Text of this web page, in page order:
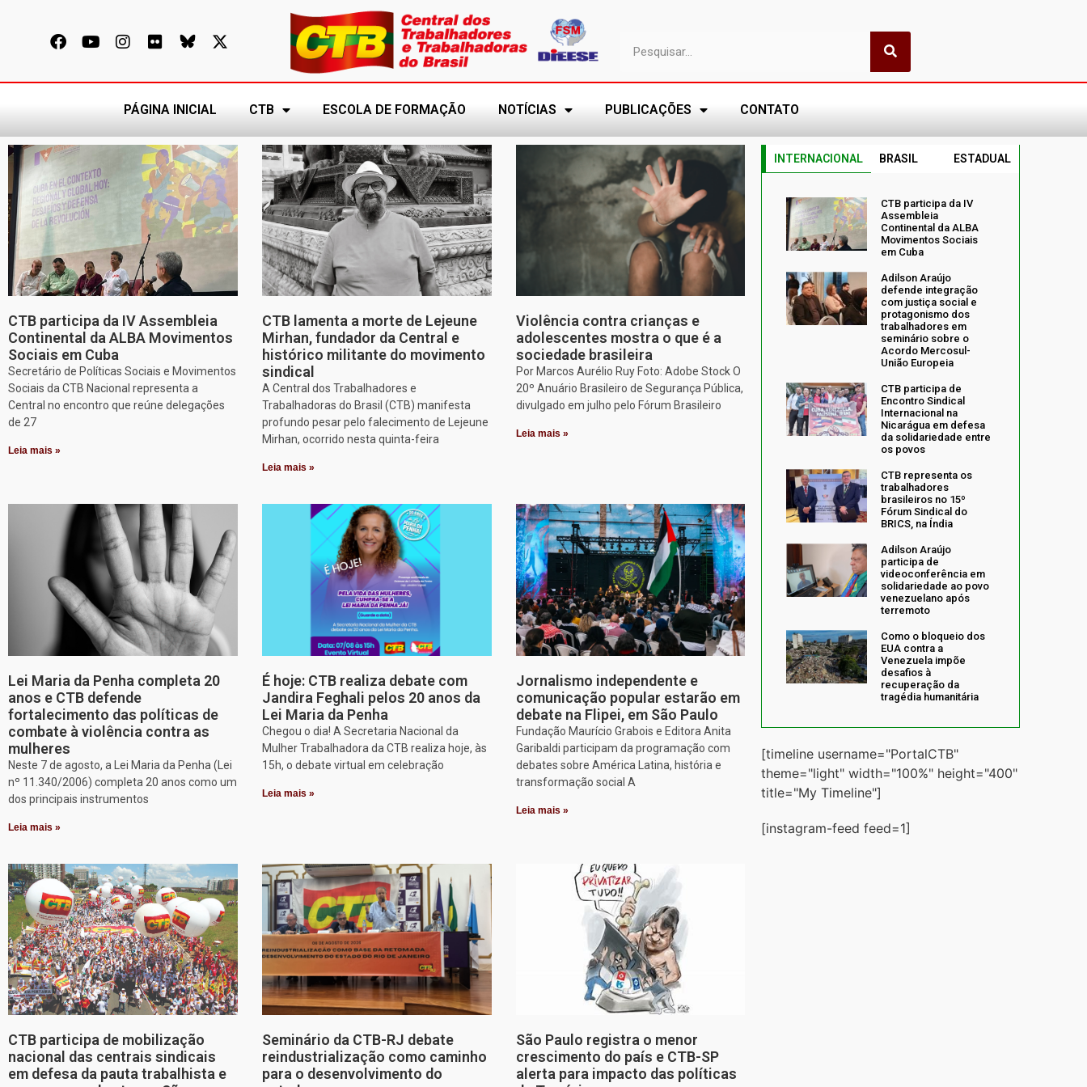
PÁGINA INICIAL CTB ESCOLA DE FORMAÇÃO NOTÍCIAS PUBLICAÇÕES CONTATO
CTB participa da IV Assembleia
Continental da ALBA Movimentos
Sociais em Cuba
Secretário de Políticas Sociais e Movimentos
Sociais da CTB Nacional representa a
Central no encontro que reúne delegações
de 27
Leia mais »
CTB lamenta a morte de Lejeune
Mirhan, fundador da Central e
histórico militante do movimento
sindical
A Central dos Trabalhadores e
Trabalhadoras do Brasil (CTB) manifesta
profundo pesar pelo falecimento de Lejeune
Mirhan, ocorrido nesta quinta-feira
Leia mais »
Violência contra crianças e
adolescentes mostra o que é a
sociedade brasileira
Por Marcos Aurélio Ruy Foto: Adobe Stock O
20º Anuário Brasileiro de Segurança Pública,
divulgado em julho pelo Fórum Brasileiro
Leia mais »
Lei Maria da Penha completa 20
anos e CTB defende
fortalecimento das políticas de
combate à violência contra as
mulheres
Neste 7 de agosto, a Lei Maria da Penha (Lei
nº 11.340/2006) completa 20 anos como um
dos principais instrumentos
Leia mais »
É hoje: CTB realiza debate com
Jandira Feghali pelos 20 anos da
Lei Maria da Penha
Chegou o dia! A Secretaria Nacional da
Mulher Trabalhadora da CTB realiza hoje, às
15h, o debate virtual em celebração
Leia mais »
Jornalismo independente e
comunicação popular estarão em
debate na Flipei, em São Paulo
Fundação Maurício Grabois e Editora Anita
Garibaldi participam da programação com
debates sobre América Latina, história e
transformação social A
Leia mais »
CTB participa de mobilização
nacional das centrais sindicais
em defesa da pauta trabalhista e
Seminário da CTB-RJ debate
reindustrialização como caminho
para o desenvolvimento do
São Paulo registra o menor
crescimento do país e CTB-SP
alerta para impacto das políticas
INTERNACIONAL BRASIL ESTADUAL
CTB participa da IV
Assembleia
Continental da ALBA
Movimentos Sociais
em Cuba
Adilson Araújo
defende integração
com justiça social e
protagonismo dos
trabalhadores em
seminário sobre o
Acordo Mercosul-
União Europeia
CTB participa de
Encontro Sindical
Internacional na
Nicarágua em defesa
da solidariedade entre
os povos
CTB representa os
trabalhadores
brasileiros no 15º
Fórum Sindical do
BRICS, na Índia
Adilson Araújo
participa de
videoconferência em
solidariedade ao povo
venezuelano após
terremoto
Como o bloqueio dos
EUA contra a
Venezuela impõe
desafios à
recuperação da
tragédia humanitária
[timeline username="PortalCTB"
theme="light" width="100%" height="400"
title="My Timeline"]
[instagram-feed feed=1]